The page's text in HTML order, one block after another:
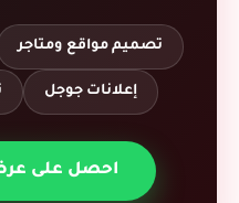
تصميم مواقع ومتاجر
إعلانات جوجل
احصل على